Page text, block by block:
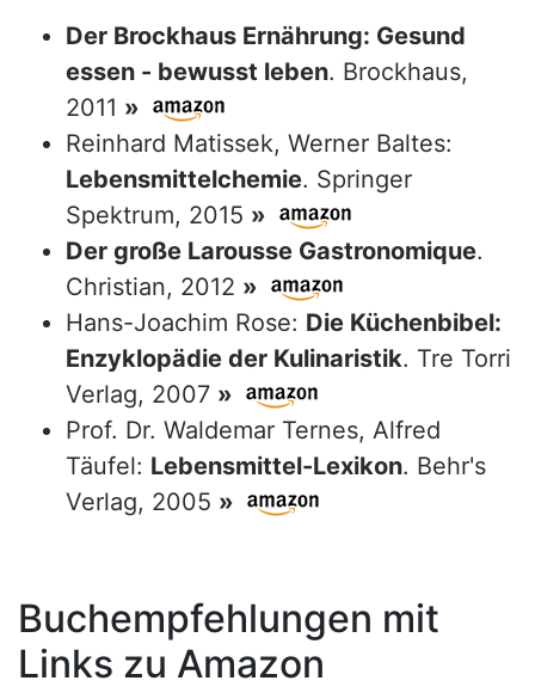
Der Brockhaus Ernährung: Gesund
essen - bewusst leben. Brockhaus,
2011 »
Reinhard Matissek, Werner Baltes:
Lebensmittelchemie. Springer
Spektrum, 2015 »
Der große Larousse Gastronomique.
Christian, 2012 »
Hans-Joachim Rose: Die Küchenbibel:
Enzyklopädie der Kulinaristik. Tre Torri
Verlag, 2007 »
Prof. Dr. Waldemar Ternes, Alfred
Täufel: Lebensmittel-Lexikon. Behr's
Verlag, 2005 »
Buchempfehlungen mit
Links zu Amazon